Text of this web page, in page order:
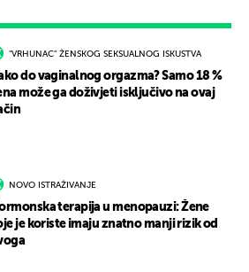
"VRHUNAC" ŽENSKOG SEKSUALNOG ISKUSTVA
do vaginalnog orgazma? Samo 18 %
može ga doživjeti isključivo na ovaj
NOVO ISTRAŽIVANJE
terapija u menopauzi: Žene
je koriste imaju znatno manji rizik od